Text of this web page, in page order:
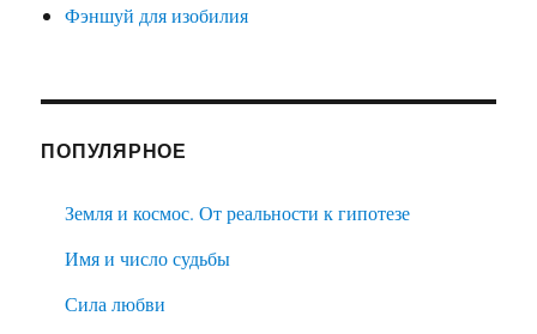
Фэншуй для изобилия
ПОПУЛЯРНОЕ
Земля и космос. От реальности к гипотезе
Имя и число судьбы
Сила любви